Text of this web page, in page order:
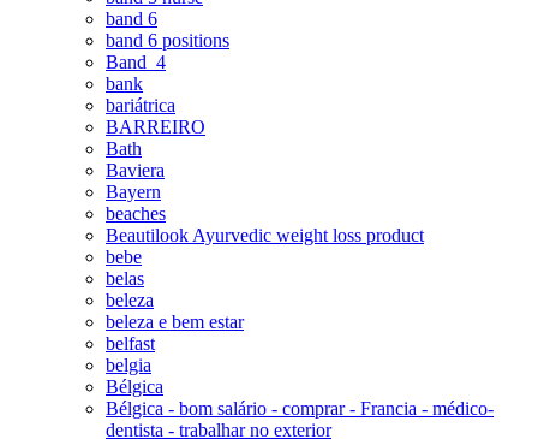
band 6
band 6 positions
Band_4
bank
bariátrica
BARREIRO
Bath
Baviera
Bayern
beaches
Beautilook Ayurvedic weight loss product
bebe
belas
beleza
beleza e bem estar
belfast
belgia
Bélgica
Bélgica - bom salário - comprar - Francia - médico-
dentista - trabalhar no exterior